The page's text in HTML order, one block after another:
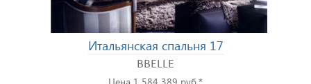
Итальянская спальня 17
BBELLE